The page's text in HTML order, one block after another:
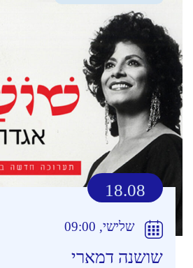
18.08
שלישי, 09:00
שושנה דמארי